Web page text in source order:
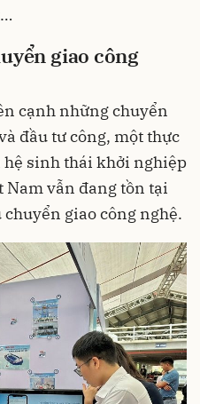
giao công
cạnh những chuyển
đầu tư công, một thực
sinh thái khởi nghiệp
Nam vẫn đang tồn tại
giao công nghệ.